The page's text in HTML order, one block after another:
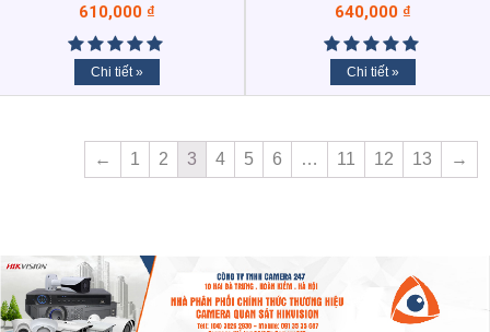
610,000 ₫
Chi tiết »
640,000 ₫
Chi tiết »
← 1 2 3 4 5 6 … 11 12 13 →